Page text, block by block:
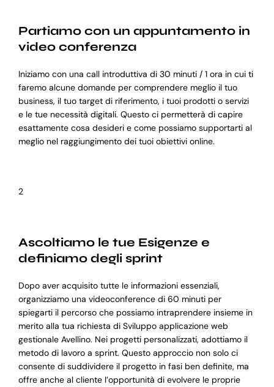
Partiamo con un appuntamento in
video conferenza
Iniziamo con una call introduttiva di 30 minuti / 1 ora in cui ti
faremo alcune domande per comprendere meglio il tuo
business, il tuo target di riferimento, i tuoi prodotti o servizi
e le tue necessità digitali. Questo ci permetterà di capire
esattamente cosa desideri e come possiamo supportarti al
meglio nel raggiungimento dei tuoi obiettivi online.
2
Ascoltiamo le tue Esigenze e
definiamo degli sprint
Dopo aver acquisito tutte le informazioni essenziali,
organizziamo una videoconference di 60 minuti per
spiegarti il percorso che possiamo intraprendere insieme in
merito alla tua richiesta di Sviluppo applicazione web
gestionale Avellino. Nei progetti personalizzati, adottiamo il
metodo di lavoro a sprint. Questo approccio non solo ci
consente di suddividere il progetto in fasi ben definite, ma
offre anche al cliente l’opportunità di evolvere le proprie